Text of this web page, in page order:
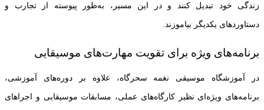
زندگی خود تبدیل کنند و در این مسیر، به‌طور پیوسته از تجارب و
دستاوردهای یکدیگر بیاموزند.
برنامه‌های ویژه برای تقویت مهارت‌های موسیقایی
در آموزشگاه موسیقی نغمه سحرگاه، علاوه بر دوره‌های آموزشی،
برنامه‌های ویژه‌ای نظیر کارگاه‌های عملی، مسابقات موسیقایی و اجراهای